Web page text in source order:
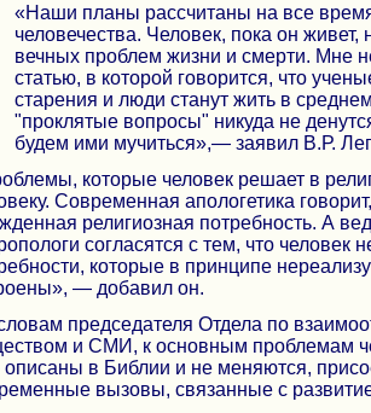
«Наши планы рассчитаны на все
человечества. Человек, пока он живет,
вечных проблем жизни и смерти. Мне
статью, в которой говорится, что
старения и люди станут жить в
"проклятые вопросы" никуда не
будем ими мучиться»,— заявил В.Р.
которые человек решает в
Современная апологетика
религиозная потребность. А
согласятся с тем, что человек
которые в принципе
— добавил он.
председателя Отдела по
и СМИ, к основным проблемам
описаны в Библии и не меняются,
вызовы, связанные с